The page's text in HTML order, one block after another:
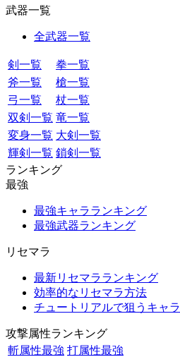
武器一覧
全武器一覧
剣一覧
拳一覧
斧一覧
槍一覧
弓一覧
杖一覧
双剣一覧 竜一覧
変身一覧 大剣一覧
輝剣一覧 鎖剣一覧
ランキング
最強
最強キャラランキング
最強武器ランキング
リセマラ
最新リセマラランキング
効率的なリセマラ方法
チュートリアルで狙うキャラ
攻撃属性ランキング
斬属性最強 打属性最強